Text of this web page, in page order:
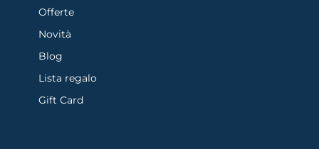
Offerte
Novità
Blog
Lista regalo
Gift Card